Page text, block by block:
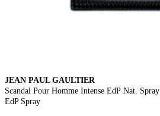
JEAN PAUL GAULTIER
Scandal Pour Homme Intense EdP Nat. Spray
EdP Spray